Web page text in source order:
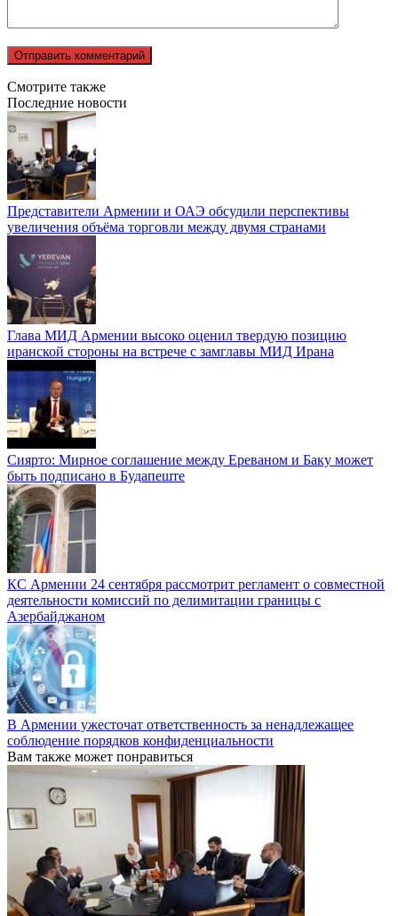
Смотрите также
Последние новости
Представители Армении и ОАЭ обсудили перспективы
увеличения объёма торговли между двумя странами
Глава МИД Армении высоко оценил твердую позицию
иранской стороны на встрече с замглавы МИД Ирана
Сиярто: Мирное соглашение между Ереваном и Баку может
быть подписано в Будапеште
КС Армении 24 сентября рассмотрит регламент о совместной
деятельности комиссий по делимитации границы с
Азербайджаном
В Армении ужесточат ответственность за ненадлежащее
соблюдение порядков конфиденциальности
Вам также может понравиться